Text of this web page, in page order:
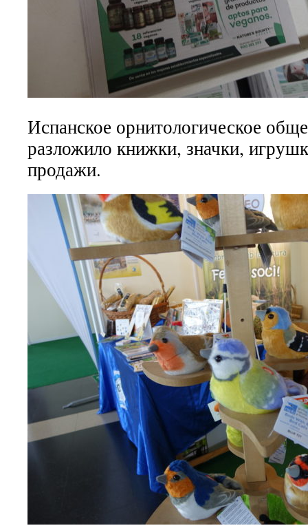
Испанское орнитологическое
разложило книжки, значки,
продажи.